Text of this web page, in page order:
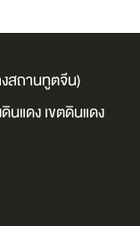
/ กรม
รกิจการ
ระทรวง
สถานทูตจีน)
นแดง เขตดินแดง